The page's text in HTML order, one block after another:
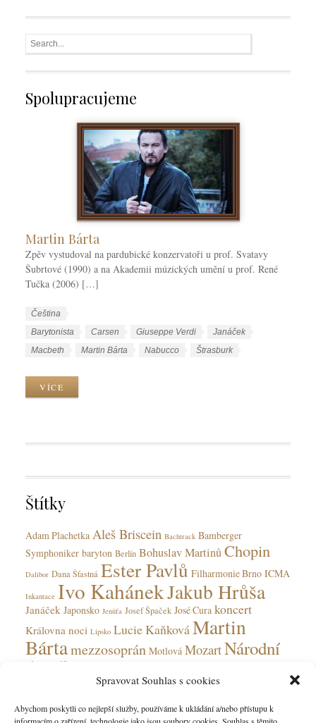
Spravovat Souhlas s cookies
Abychom poskytli co nejlepší služby, používáme k ukládání a/nebo přístupu k
Spolupracujeme
Martin Bárta
Zpěv vystudoval na pardubické konzervatoři u prof. Svatavy
Šubrtové (1990) a na Akademii múzických umění u prof. René
Tučka (2006) […]
W
C
e
k
Čeština
W
k
s
Barytonista Carsen Giuseppe Verdi
Janáček
Macbeth
Martin Bárta Nabucco Štrasburk
VÍCE
Štítky
Adam Plachetka Aleš Briscein Bachtrack Bamberger
Symphoniker baryton Berlín Bohuslav MartinůChopin
Dalibor Dana Šťastná Ester Pavlů Filharmonie Brno ICMA
Inkantace Ivo KahánekJakub Hrůša
Janáček Japonsko Jenůfa Josef Špaček José Cura koncert
Královna noci Lipsko Lucie Kaňková Martin
Bártamezzosoprán Motlová MozartNárodní
divadlo
Ohnivý andělOlga Jelínková
Ostrava Peter Valentovič Prokofjev Rudolfinum